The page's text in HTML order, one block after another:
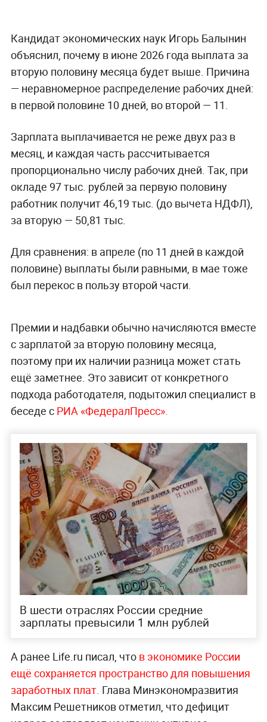
Кандидат экономических наук Игорь Балынин
объяснил, почему в июне 2026 года выплата за
вторую половину месяца будет выше. Причина
— неравномерное распределение рабочих дней:
в первой половине 10 дней, во второй — 11.
Зарплата выплачивается не реже двух раз в
месяц, и каждая часть рассчитывается
пропорционально числу рабочих дней. Так, при
окладе 97 тыс. рублей за первую половину
работник получит 46,19 тыс. (до вычета НДФЛ),
за вторую — 50,81 тыс.
Для сравнения: в апреле (по 11 дней в каждой
половине) выплаты были равными, в мае тоже
был перекос в пользу второй части.
Премии и надбавки обычно начисляются вместе
с зарплатой за вторую половину месяца,
поэтому при их наличии разница может стать
ещё заметнее. Это зависит от конкретного
подхода работодателя, подытожил специалист в
беседе с РИА «ФедералПресс».
В шести отраслях России средние
зарплаты превысили 1 млн рублей
А ранее Life.ru писал, что в экономике России
ещё сохраняется пространство для повышения
заработных плат. Глава Минэкономразвития
Максим Решетников отметил, что дефицит